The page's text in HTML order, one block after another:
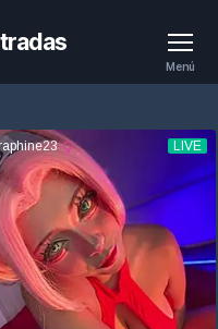
Menú